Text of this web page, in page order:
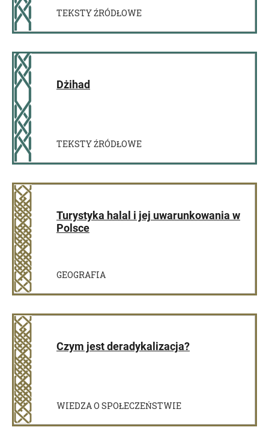
TEKSTY ŹRÓDŁOWE
Dżihad
TEKSTY ŹRÓDŁOWE
Turystyka halal i jej uwarunkowania w
Polsce
GEOGRAFIA
Czym jest deradykalizacja?
WIEDZA O SPOŁECZEŃSTWIE